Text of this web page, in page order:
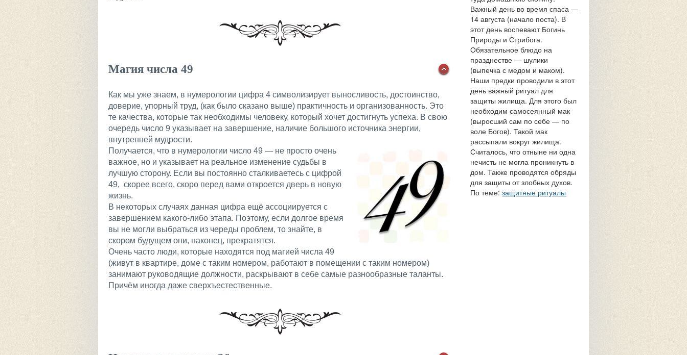
Магия числа 49
Как мы уже знаем, в нумерологии цифра 4 символизирует выносливость, достоинство,
доверие, упорный труд, (как было сказано выше) практичность и организованность. Это
те качества, которые так необходимы человеку, который хочет достигнуть успеха. В свою
очередь число 9 указывает на завершение, наличие большого источника энергии,
внутренней мудрости.
Получается, что в нумерологии число 49 — не просто очень
важное, но и указывает на реальное изменение судьбы в
лучшую сторону. Если вы постоянно сталкиваетесь с цифрой
49, скорее всего, скоро перед вами откроется дверь в новую
жизнь.
В некоторых случаях данная цифра ещё ассоциируется с
завершением какого-либо этапа. Поэтому, если долгое время
вы не могли выбраться из череды проблем, то знайте, в
скором будущем они, наконец, прекратятся.
Очень часто люди, которые находятся под магией числа 49
(живут в квартире, доме с таким номером, работают в помещении с таким номером)
занимают руководящие должности, раскрывают в себе самые разнообразные таланты.
Причём иногда даже сверхъестественные.
Важный день во время спаса —
14 августа (начало поста). В
этот день воспевают Богинь
Природы и Стрибога.
Обязательное блюдо на
празднестве — шулики
(выпечка с медом и маком).
Наши предки проводили в этот
день важный ритуал для
защиты жилища. Для этого был
необходим самосеянный мак
(выросший сам по себе — по
воле Богов). Такой мак
рассыпали вокруг жилища.
Считалось, что отныне ни одна
нечисть не могла проникнуть в
дом. Также проводятся обряды
для защиты от злобных духов.
По теме:защитные ритуалы